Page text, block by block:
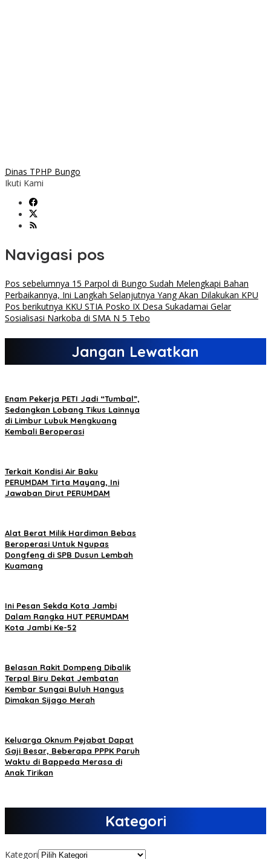
Dinas TPHP Bungo
Ikuti Kami
Navigasi pos
Pos sebelumnya 15 Parpol di Bungo Sudah Melengkapi Bahan
Perbaikannya, Ini Langkah Selanjutnya Yang Akan Dilakukan KPU
Pos berikutnya KKU STIA Posko IX Desa Sukadamai Gelar
Sosialisasi Narkoba di SMA N 5 Tebo
Jangan Lewatkan
Enam Pekerja PETI Jadi “Tumbal”,
Sedangkan Lobang Tikus Lainnya
di Limbur Lubuk Mengkuang
Kembali Beroperasi
Terkait Kondisi Air Baku
PERUMDAM Tirta Mayang, Ini
Jawaban Dirut PERUMDAM
Alat Berat Milik Hardiman Bebas
Beroperasi Untuk Ngupas
Dongfeng di SPB Dusun Lembah
Kuamang
Ini Pesan Sekda Kota Jambi
Dalam Rangka HUT PERUMDAM
Kota Jambi Ke-52
Belasan Rakit Dompeng Dibalik
Terpal Biru Dekat Jembatan
Kembar Sungai Buluh Hangus
Dimakan Sijago Merah
Keluarga Oknum Pejabat Dapat
Gaji Besar, Beberapa PPPK Paruh
Waktu di Bappeda Merasa di
Anak Tirikan
Kategori
Kategori